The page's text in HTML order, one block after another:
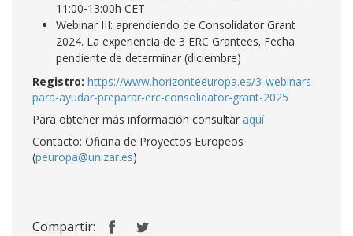
11:00-13:00h CET
Webinar III: aprendiendo de Consolidator Grant
2024. La experiencia de 3 ERC Grantees. Fecha
pendiente de determinar (diciembre)
Registro: https://www.horizonteeuropa.es/3-webinars-
para-ayudar-preparar-erc-consolidator-grant-2025
Para obtener más información consultar aquí
Contacto: Oficina de Proyectos Europeos
(peuropa@unizar.es)
Compartir: